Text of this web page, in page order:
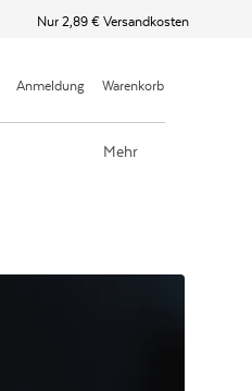
Nur 2,89 € Versandkosten
Anmeldung Warenkorb
Mehr